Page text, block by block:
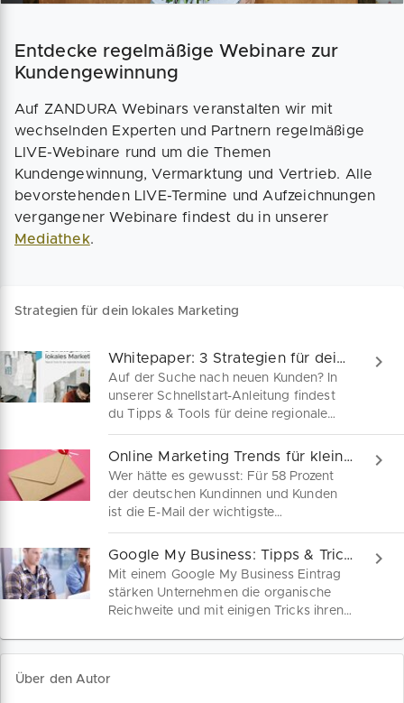
Entdecke regelmäßige Webinare zur
Kundengewinnung
Auf ZANDURA Webinars veranstalten wir mit
wechselnden Experten und Partnern regelmäßige
LIVE-Webinare rund um die Themen
Kundengewinnung, Vermarktung und Vertrieb. Alle
bevorstehenden LIVE-Termine und Aufzeichnungen
vergangener Webinare findest du in unserer
Mediathek.
Strategien für dein lokales Marketing
Whitepaper: 3 Strategien für dein lokales Marketing
Auf der Suche nach neuen Kunden? In
unserer Schnellstart-Anleitung findest
du Tipps & Tools für deine regionale
Kundengewinnung. Jetzt kostenfrei
herunterladen!
Online Marketing Trends für kleine Unternehmen
Wer hätte es gewusst: Für 58 Prozent
der deutschen Kundinnen und Kunden
ist die E-Mail der wichtigste
Kommunikationskanal zum Austausch
mit kleinen und mittelständischen
Unternehmen (KMU), gefolgt von
Instagram (45 Prozent) und YouTube (44
Prozent). Was sind besonders beliebte
Shopping Trends müssen Unternehmer
kennen? Das wünscht sich deine
Zielgruppe.
Google My Business: Tipps & Tricks für mehr Reichweite
Mit einem Google My Business Eintrag
stärken Unternehmen die organische
Reichweite und mit einigen Tricks ihren
Über den Autor